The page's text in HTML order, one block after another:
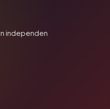
independen